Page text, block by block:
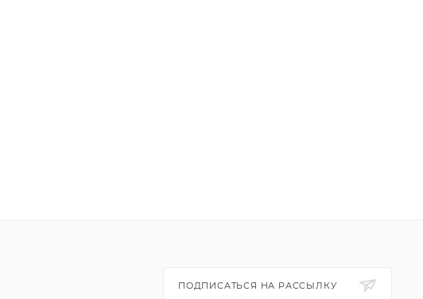
ПОДПИСАТЬСЯ НА РАССЫЛКУ